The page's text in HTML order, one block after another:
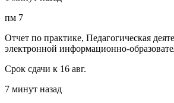
пм 7
Отчет по практике, Педагогическая
электронной информационно-
Срок сдачи к 16 авг.
7 минут назад